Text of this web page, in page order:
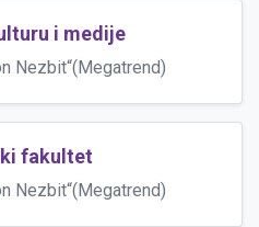
i medije
Nezbit“(Megatrend)
fakultet
Nezbit“(Megatrend)